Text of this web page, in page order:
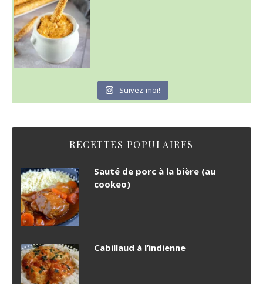
Suivez-moi!
RECETTES POPULAIRES
Sauté de porc à la bière (au
cookeo)
Cabillaud à l’indienne